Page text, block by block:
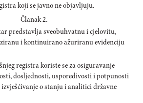
koji se javno ne objavljuju.
Članak 2.
predstavlja sveobuhvatnu i cjelovitu,
i kontinuirano ažuriranu evidenciju
registra koriste se za osiguravanje
dosljednosti, usporedivosti i potpunosti
o stanju i analitici državne